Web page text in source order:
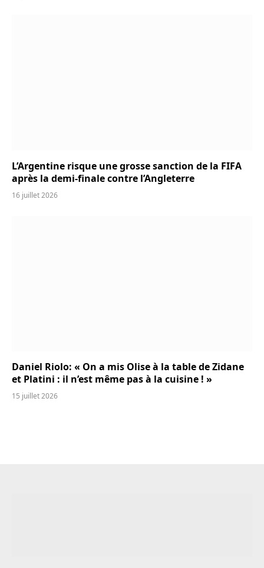
L’Argentine risque une grosse sanction de la FIFA
après la demi-finale contre l’Angleterre
16 juillet 2026
Daniel Riolo: « On a mis Olise à la table de Zidane
et Platini : il n’est même pas à la cuisine ! »
15 juillet 2026